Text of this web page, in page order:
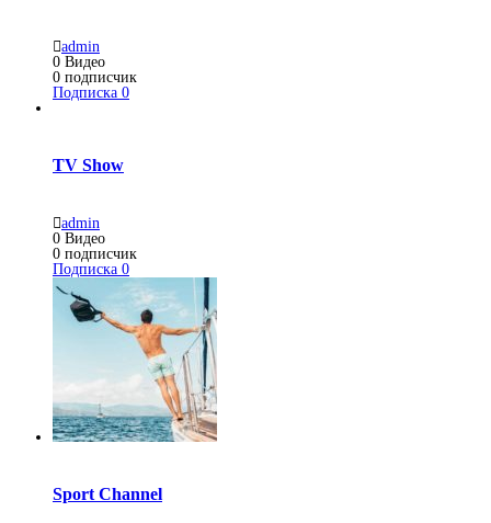
admin
0 Видео
0 подписчик
Подписка 0
TV Show
admin
0 Видео
0 подписчик
Подписка 0
Sport Channel